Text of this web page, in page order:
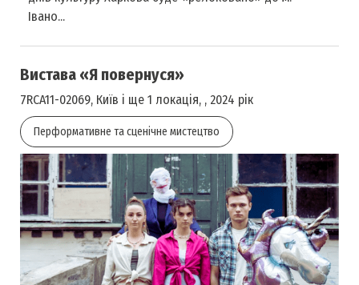
Івано...
Вистава «Я повернуся»
7RCA11-02069, Київ і ще 1 локація, , 2024 рік
Перформативне та сценічне мистецтво